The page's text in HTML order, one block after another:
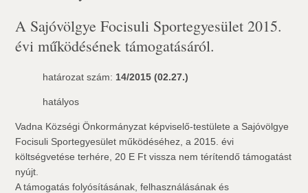
A Sajóvölgye Focisuli Sportegyesület 2015.
évi működésének támogatásáról.
határozat szám: 14/2015 (02.27.)
hatályos
Vadna Községi Önkormányzat képviselő-testülete a Sajóvölgye
Focisuli Sportegyesület működéséhez, a 2015. évi
költségvetése terhére, 20 E Ft vissza nem térítendő támogatást
nyújt.
A támogatás folyósításának, felhasználásának és